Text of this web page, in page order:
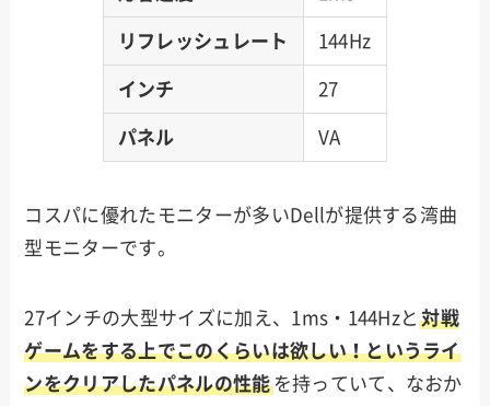
リフレッシュレート 144Hz
インチ 27
パネル VA
コスパに優れたモニターが多いDellが提供する湾曲
型モニターです。
27インチの大型サイズに加え、1ms・144Hzと対戦
ゲームをする上でこのくらいは欲しい！というライ
ンをクリアしたパネルの性能を持っていて、なおか